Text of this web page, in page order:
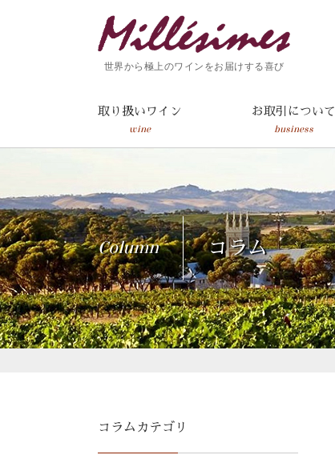
世界から極上のワインをお届けする喜び
取り扱いワイン
wine
お取引について
business
Column コラム
コラムカテゴリ